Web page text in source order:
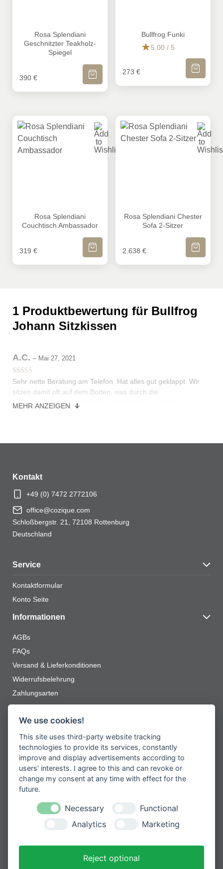
Rosa Splendiani
Geschnitzter Teakholz-
Spiegel
390 €
IN DEN WARENKORB
Bullfrog Funki
5.00 / 5
273 €
IN DEN
Rosa Splendiani
Couchtisch Ambassador
319 €
IN DEN WARENKORB
Rosa Splendiani Chester
Sofa 2-Sitzer
2.638 €
IN DEN
1 Produktbewertung für Bullfrog
Johann Sitzkissen
Bewertet mit
von 5
A.C. – Mai 27, 2021
Sehr nette Beratung am Telefon. Hat alles gut geklappt. Wir
sitzen damit oft auf dem Boden, was durch die
rückenunterstützung jetzt viel angenehmer ist. Sind
Ihre Bewertung
Ihre Bewertung*
Name, E-Mail-Adresse und Website in diesem
Browser für meinen nächsten Kommentar speichern.
MEHR ANZEIGEN
Kontakt
+49 (0) 7472 2772106
office@cozique.com
Schloßbergstr. 21, 72108 Rottenburg
Deutschland
Service
Kontaktformular
Konto Seite
Informationen
AGBs
FAQs
Versand & Lieferkonditionen
Widerrufsbelehrung
Zahlungsarten
Jetzt zum Newsletter anmelden
Erhalten Sie spannende Angebote und
neueste Informationen zu unseren
Produkten
Please
field
Mit der Anmeldung zum Newsletter
stimmen Sie zu, dass wir Ihre
Informationen im Rahmen unserer
We use cookies!
This site uses third-party website tracking
technologies to provide its services, constantly
improve and display advertisements according to
users' interests. I agree to this and can revoke or
change my consent at any time with effect for the
future.
Necessary
Functional
Analytics
Marketing
Reject optional